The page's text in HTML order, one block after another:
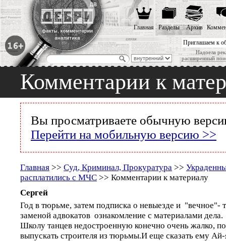
Приглашаем к
Надоела
расширенный
Главная Разделы Архив
Комментарии к
Вы просматриваете обычную
Перейти на мобильную версию >>
Главная >> Суд, Криминал, Прокуратура >>
расплатились с МЧС >> Комментарии к материалу
Сергей
Год в тюрьме, затем подписка о невыезде и "вечное"-
заменой адвокатов ознакомление с материалами дела.
Школу танцев недостроенную конечно очень жалко,
выпускать строителя из тюрьмы.И еще сказать ему